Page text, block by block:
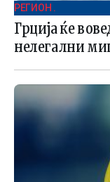
РЕГИОН .
Грција ќе
нелегални